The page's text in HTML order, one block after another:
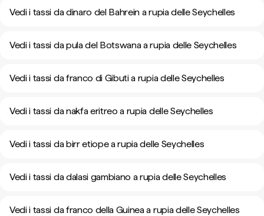
Vedi i tassi da dinaro del Bahrein a rupia delle Seychelles
Vedi i tassi da pula del Botswana a rupia delle Seychelles
Vedi i tassi da franco di Gibuti a rupia delle Seychelles
Vedi i tassi da nakfa eritreo a rupia delle Seychelles
Vedi i tassi da birr etiope a rupia delle Seychelles
Vedi i tassi da dalasi gambiano a rupia delle Seychelles
Vedi i tassi da franco della Guinea a rupia delle Seychelles